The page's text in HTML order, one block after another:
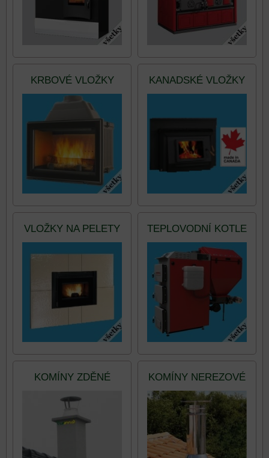
KRBOVÉ VLOŽKY KANADSKÉ VLOŽKY
VLOŽKY NA PELETY TEPLOVODNÍ KOTLE
KOMÍNY ZDĚNÉ KOMÍNY NEREZOVÉ